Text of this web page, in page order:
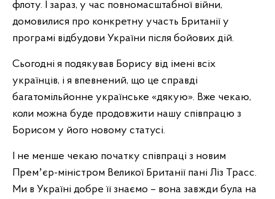
флоту. І зараз, у час повномасштабної війни,
домовилися про конкретну участь Британії у
програмі відбудови України після бойових дій.
Сьогодні я подякував Борису від імені всіх
українців, і я впевнений, що це справді
багатомільйонне українське «дякую». Вже чекаю,
коли можна буде продовжити нашу співпрацю з
Борисом у його новому статусі.
І не менше чекаю початку співпраці з новим
Премʼєр-міністром Великої Британії пані Ліз Трасс.
Ми в Україні добре її знаємо – вона завжди була на